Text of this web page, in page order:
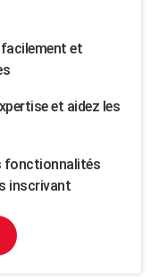
et
et aidez les
fonctionnalités
inscrivant